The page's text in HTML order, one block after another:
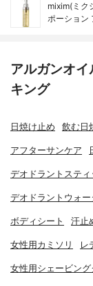
mixim(ミク
ポーション
アルガンオ
キング
日焼け止め 飲む日
アフターサンケア
デオドラントスティ
デオドラントウォー
ボディシート 汗止
女性用カミソリ レ
女性用シェービング